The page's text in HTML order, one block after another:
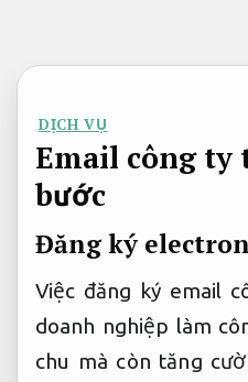
nội
dungDỊCH VỤ
Email công ty
bước
Đăng ký
Việc đăng ký email
doanh nghiệp làm
chu mà còn tăng